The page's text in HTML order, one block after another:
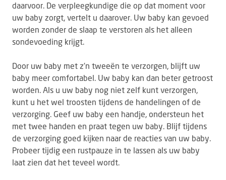
daarvoor. De verpleegkundige die op dat moment voor
uw baby zorgt, vertelt u daarover. Uw baby kan gevoed
worden zonder de slaap te verstoren als het alleen
sondevoeding krijgt.
Door uw baby met z’n tweeën te verzorgen, blijft uw
baby meer comfortabel. Uw baby kan dan beter getroost
worden. Als u uw baby nog niet zelf kunt verzorgen,
kunt u het wel troosten tijdens de handelingen of de
verzorging. Geef uw baby een handje, ondersteun het
met twee handen en praat tegen uw baby. Blijf tijdens
de verzorging goed kijken naar de reacties van uw baby.
Probeer tijdig een rustpauze in te lassen als uw baby
laat zien dat het teveel wordt.